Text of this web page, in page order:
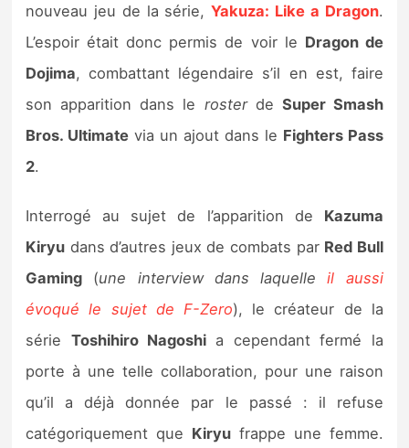
Précommandes
Précommandes jeux Switch 2
Sorties de jeux
Bons plans
Guides
nouveau jeu de la série,Yakuza: Like a Dragon.
L’espoir était donc permis de voir le Dragon de
Dojima, combattant légendaire s’il en est, faire
son apparition dans le rosterde Super Smash
Bros. Ultimate via un ajout dans le Fighters Pass
2.
Interrogé au sujet de l’apparition de Kazuma
Kiryu dans d’autres jeux de combats par Red Bull
Gaming (une interview dans laquelle il aussi
évoqué le sujet de F-Zero), le créateur de la
série Toshihiro Nagoshi a cependant fermé la
porte à une telle collaboration, pour une raison
qu’il a déjà donnée par le passé : il refuse
catégoriquement que Kiryu frappe une femme.